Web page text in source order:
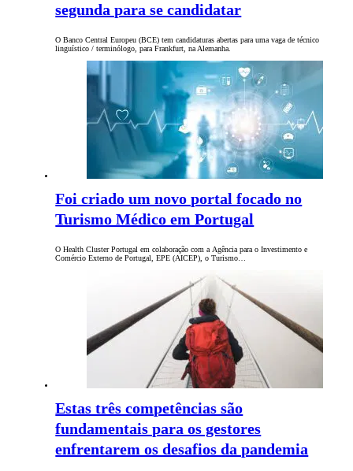
segunda para se candidatar
O Banco Central Europeu (BCE) tem candidaturas abertas para uma vaga de técnico
linguístico / terminólogo, para Frankfurt, na Alemanha.
Foi criado um novo portal focado no
Turismo Médico em Portugal
O Health Cluster Portugal em colaboração com a Agência para o Investimento e
Comércio Externo de Portugal, EPE (AICEP), o Turismo…
Estas três competências são
fundamentais para os gestores
enfrentarem os desafios da pandemia